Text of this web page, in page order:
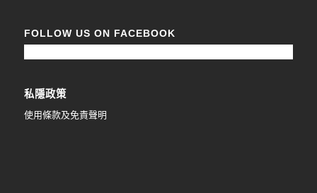
FOLLOW US ON FACEBOOK
私隱政策
使用條款及免責聲明